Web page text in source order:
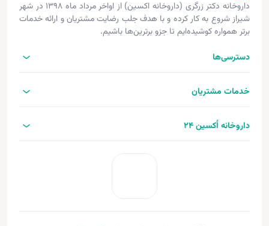
داروخانه دکتر زرگری (داروخانه اکسین) از اواخر مرداد ماه ۱۳۹۸ در شهر
شیراز شروع به کار کرده و با هدف جلب رضایت مشتریان و ارائه خدمات
برتر همواره کوشیده‌ایم تا جزو برترین‌ها باشیم.
دسترسی‌ها
خدمات مشتریان
داروخانه اُکسین 24